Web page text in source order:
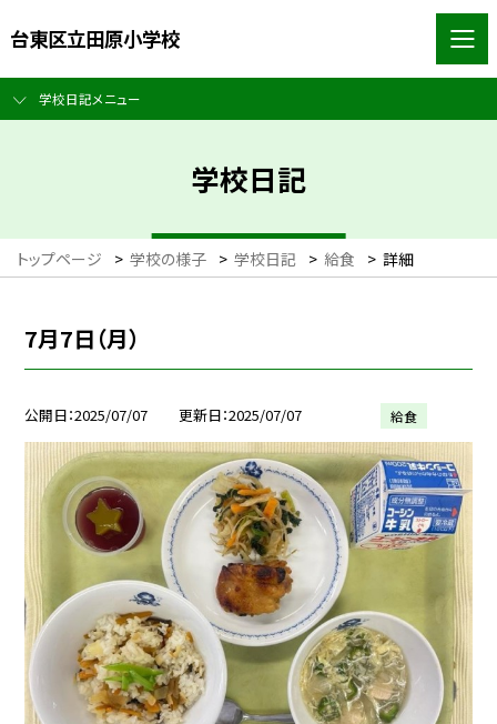
台東区立田原小学校
学校日記メニュー
学校日記
トップページ > 学校の様子 > 学校日記 > 給食 > 詳細
7月7日（月）
公開日 2025/07/07 更新日 2025/07/07 給食